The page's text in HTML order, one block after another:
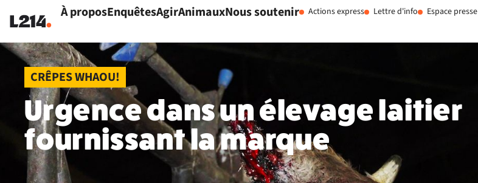
À proposEnquêtesAgirAnimauxNous soutenir Actions express Lettre d'info Espace presse
CRÊPES WHAOU!
Urgence dans un élevage laitier
fournissant la marque